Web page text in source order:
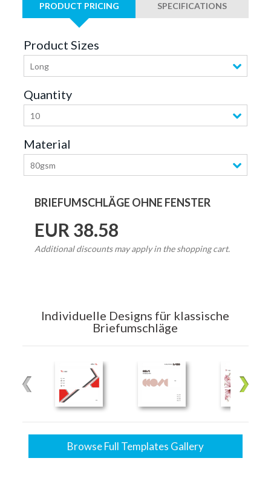
PRODUCT PRICING
SPECIFICATIONS
Product Sizes
Long
Quantity
10
Material
80gsm
BRIEFUMSCHLÄGE OHNE FENSTER
EUR 38.58
Additional discounts may apply in the shopping cart.
Individuelle Designs für klassische
Briefumschläge
Browse Full Templates Gallery